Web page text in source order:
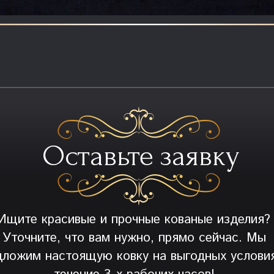
Оставьте заявку
красивые и прочные кованые изделия?
Уточните, что вам нужно, прямо сейчас. Мы
настоящую ковку на выгодных